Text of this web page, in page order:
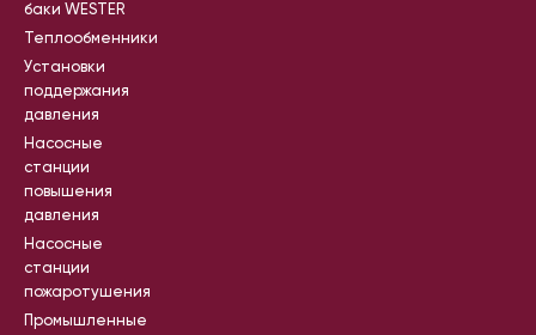
баки WESTER
Теплообменники
Установки
поддержания
давления
Насосные
станции
повышения
давления
Насосные
станции
пожаротушения
Промышленные